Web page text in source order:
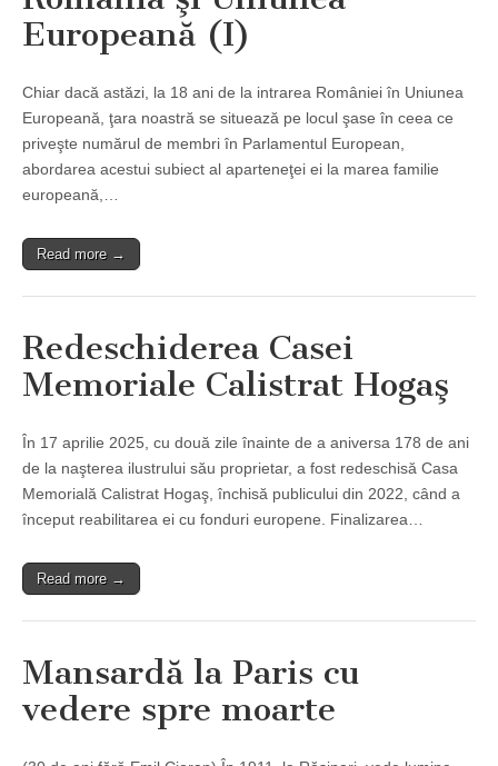
Europeană (I)
Chiar dacă astăzi, la 18 ani de la intrarea României în Uniunea
Europeană, ţara noastră se situează pe locul şase în ceea ce
priveşte numărul de membri în Parlamentul European,
abordarea acestui subiect al aparteneţei ei la marea familie
europeană,…
Read more →
Redeschiderea Casei
Memoriale Calistrat Hogaş
În 17 aprilie 2025, cu două zile înainte de a aniversa 178 de ani
de la naşterea ilustrului său proprietar, a fost redeschisă Casa
Memorială Calistrat Hogaş, închisă publicului din 2022, când a
început reabilitarea ei cu fonduri europene. Finalizarea…
Read more →
Mansardă la Paris cu
vedere spre moarte